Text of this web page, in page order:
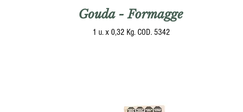
Gouda - Formagge
1 u. x 0,32 Kg. COD. 5342